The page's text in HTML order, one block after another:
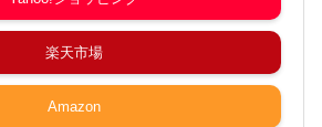
楽天市場
Amazon